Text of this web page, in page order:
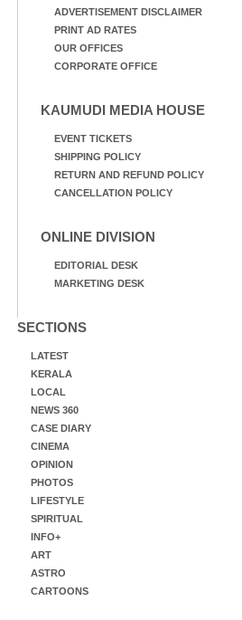
ADVERTISEMENT DISCLAIMER
PRINT AD RATES
OUR OFFICES
CORPORATE OFFICE
KAUMUDI MEDIA HOUSE
EVENT TICKETS
SHIPPING POLICY
RETURN AND REFUND POLICY
CANCELLATION POLICY
ONLINE DIVISION
EDITORIAL DESK
MARKETING DESK
SECTIONS
LATEST
KERALA
LOCAL
NEWS 360
CASE DIARY
CINEMA
OPINION
PHOTOS
LIFESTYLE
SPIRITUAL
INFO+
ART
ASTRO
CARTOONS